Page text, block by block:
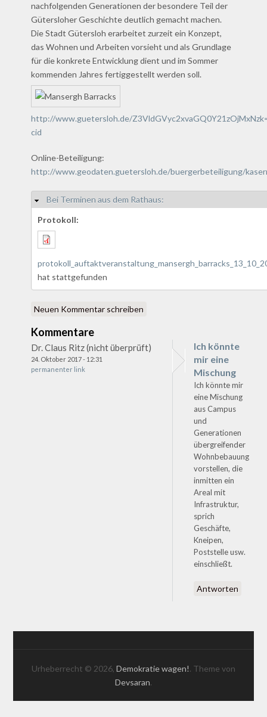
nachfolgenden Generationen der besondere Teil der
Gütersloher Geschichte deutlich gemacht machen.
Die Stadt Gütersloh erarbeitet zurzeit ein Konzept,
das Wohnen und Arbeiten vorsieht und als Grundlage
für die konkrete Entwicklung dient und im Sommer
kommenden Jahres fertiggestellt werden soll.
http://www.guetersloh.de/
cid
Online-Beteiligung:
http://www.geodaten.guetersloh.de/buergerbeteiligung/
Hide
Bei Terminen aus dem Rathaus:
Protokoll:
hat stattgefunden
Neuen Kommentar schreiben
Kommentare
Dr. Claus Ritz (nicht überprüft)
24. Oktober 2017 - 12:31
permanenter link
Ich könnte
mir eine
Mischung
Ich könnte mir
eine Mischung
aus Campus
und
Generationen
übergreifender
Wohnbebauung
vorstellen, die
inmitten ein
Areal mit
Infrastruktur,
sprich
Geschäfte,
Kneipen,
Poststelle usw.
einschließt.
Antworten
Urheberrecht © 2026, Demokratie wagen!. Theme von
Devsaran.